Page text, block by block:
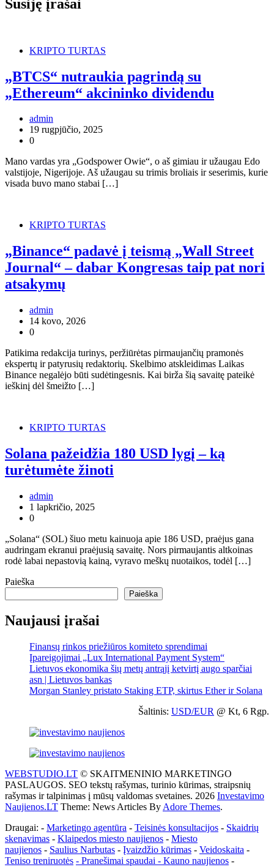
Susiję įrašai
KRIPTO TURTAS
„BTCS“ nutraukia pagrindą su
„Ethereum“ akcininko dividendu
admin
19 rugpjūčio, 2025
0
Mano vardas yra „Godspower Owie“, o aš gimiau ir užaugau Edo
valstijoje, Nigerijoje. Aš užaugau su trimis broliais ir seserimis, kurie
visada buvo mano stabai […]
KRIPTO TURTAS
„Binance“ padavė į teismą „Wall Street
Journal“ – dabar Kongresas taip pat nori
atsakymų
admin
14 kovo, 2026
0
Patikima redakcija turinys, peržiūrėtas pirmaujančių pramonės
ekspertų ir patyrusių redaktorių. Skelbimo atskleidimas Laikas
Binance negalėjo būti sudėtingesnis. Kai birža šią savaitę pateikė
ieškinį dėl šmeižto […]
KRIPTO TURTAS
Solana pažeidžia 180 USD lygį – ką
turėtumėte žinoti
admin
1 lapkričio, 2025
0
„Solana“ (SOL) šiuo metu kainuoja apie 186 USD, praėjus gana
audringam ekranui praėjusią savaitę. Nors pirmaujantis altkoinas
rodė labai nepastovią kainą, vyravo meškų nuotaikos, todėl […]
Paieška
Paieška
Naujausi įrašai
Finansų rinkos priežiūros komiteto sprendimai
Įpareigojimai „Lux International Payment System“
Lietuvos ekonomika šių metų antrąjį ketvirtį augo sparčiai
asn | Lietuvos bankas
Morgan Stanley pristato Staking ETP, skirtus Ether ir Solana
Šaltinis: USD/EUR @ Kt, 6 Rgp.
WEBSTUDIO.LT © SKAITMENINIO MARKETINGO
PASLAUGOS. SEO tekstų rašymas, turinio kūrimas, straipsnių
rašymas ir talpinimas į mūsų valdomas svetaines. 2026 Investavimo
Naujienos.LT Theme: News Articles By Adore Themes.
Draugai: - Marketingo agentūra - Teisinės konsultacijos - Skaidrių
skenavimas - Klaipedos miesto naujienos - Miesto
naujienos - Saulius Narbutas - Įvaizdžio kūrimas - Veidoskaita -
Teniso treniruotės - Pranešimai spaudai - Kauno naujienos -